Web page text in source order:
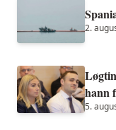
2.
hann
5.